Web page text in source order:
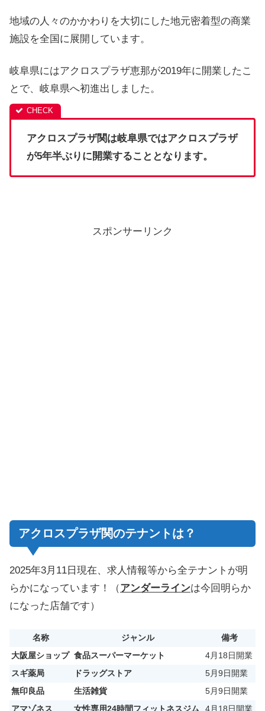
地域の人々のかかわりを大切にした地元密着型の商業
施設を全国に展開しています。
岐阜県にはアクロスプラザ恵那が2019年に開業したこ
とで、岐阜県へ初進出しました。
アクロスプラザ関は岐阜県ではアクロスプラザ
が5年半ぶりに開業することとなります。
スポンサーリンク
アクロスプラザ関のテナントは？
2025年3月11日現在、求人情報等から全テナントが明
らかになっています！（アンダーラインは今回明らか
になった店舗です）
名称 ジャンル
備考
大阪屋ショップ 食品スーパーマーケット
4月18日開業
スギ薬局
ドラッグストア
5月9日開業
無印良品 生活雑貨
5月9日開業
アマゾネス
女性専用24時間フィットネスジム 4月18日開業